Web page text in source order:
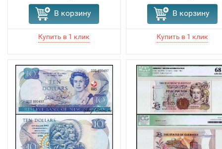
В корзину В корзину